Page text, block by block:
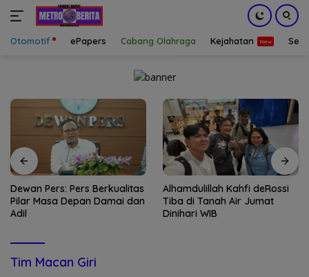
Otomotif ePapers Cabang Olahraga Kejahatan
Dewan Pers: Pers Berkualitas
Pilar Masa Depan Damai dan
Adil
Alhamdulillah Kahfi deRossi
Tiba di Tanah Air Jumat
Dinihari WIB
Tim Macan Giri